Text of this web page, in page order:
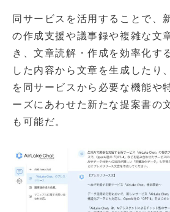
同サービスを活用することで、
の作成支援や議事録や複雑な文
き、文章読解・作成を効率化す
した内容から文章を生成したり
を同サービスから必要な機能や
ーズにあわせた新たな提案書の
も可能だ。